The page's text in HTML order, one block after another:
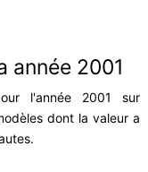
année 2001
l'année 2001 sur
dont la valeur a